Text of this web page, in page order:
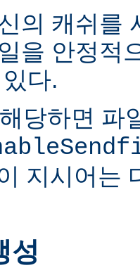
의 캐쉬를
을 안정적
다.
당하면 파
지시어는
성